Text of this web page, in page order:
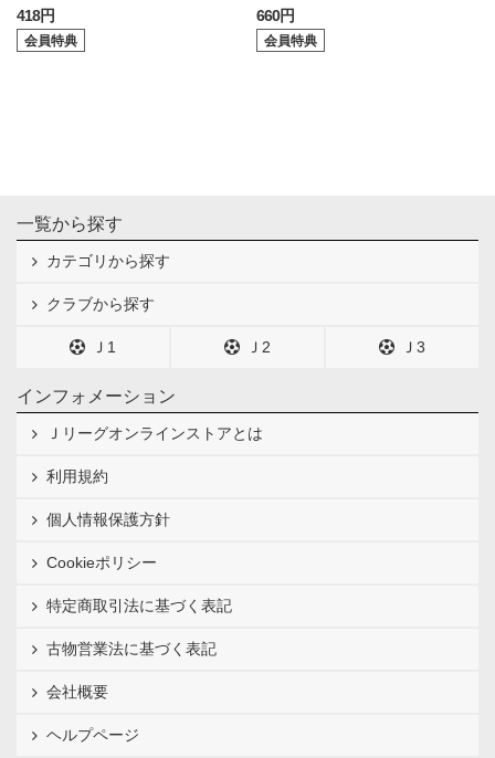
418円
会員特典
660円
会員特典
一覧から探す
カテゴリから探す
クラブから探す
Ｊ1 Ｊ2 Ｊ3
インフォメーション
Ｊリーグオンラインストアとは
利用規約
個人情報保護方針
Cookieポリシー
特定商取引法に基づく表記
古物営業法に基づく表記
会社概要
ヘルプページ